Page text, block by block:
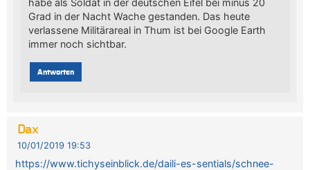
habe als Soldat in der deutschen Eifel bei minus 20
Grad in der Nacht Wache gestanden. Das heute
verlassene Militärareal in Thum ist bei Google Earth
immer noch sichtbar.
Antworten
Dax
10/01/2019 19:53
https://www.tichyseinblick.de/daili-es-sentials/schnee-